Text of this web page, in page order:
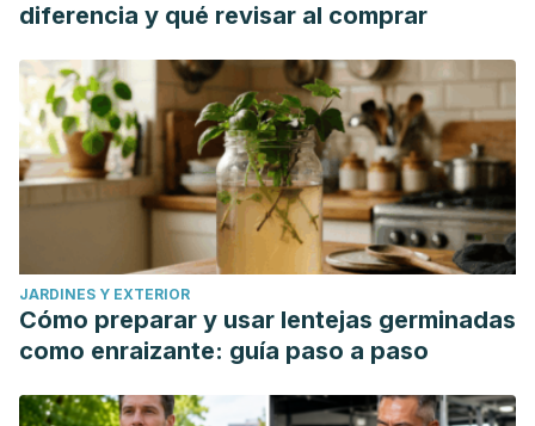
diferencia y qué revisar al comprar
JARDINES Y EXTERIOR
Cómo preparar y usar lentejas germinadas
como enraizante: guía paso a paso